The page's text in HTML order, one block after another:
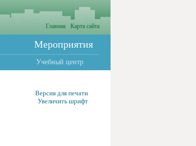
Главная Карта сайта
Мероприятия
Учебный центр
Версия для печати
Увеличить шрифт